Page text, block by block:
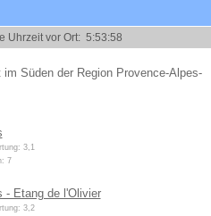
Süden der Region Provence-Alpes-
3,1
7
- Etang de l'Olivier
3,2